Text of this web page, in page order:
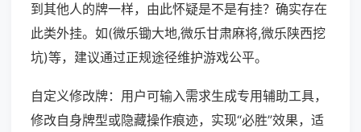
到其他人的牌一样，由此怀疑是不是有挂？确实存在
此类外挂。如(微乐锄大地,微乐甘肃麻将,微乐陕西挖
坑)等，建议通过正规途径维护游戏公平。
自定义修改牌：用户可输入需求生成专用辅助工具，
修改自身牌型或隐藏操作痕迹，实现“必胜”效果，适